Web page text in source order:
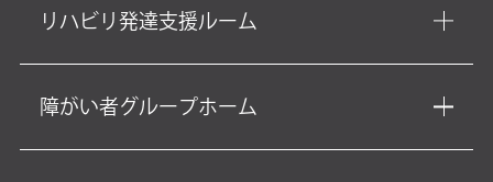
リハビリ発達支援ルーム
障がい者グループホーム